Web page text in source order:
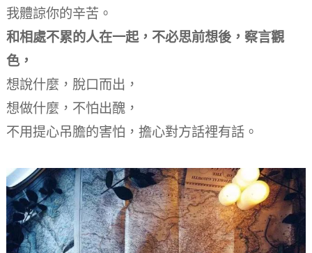
我體諒你的辛苦。
和相處不累的人在一起， 不必思前想後，察言觀
色，
想說什麼，脫口而出，
想做什麼，不怕出醜，
不用提心吊膽的害怕， 擔心對方話裡有話。